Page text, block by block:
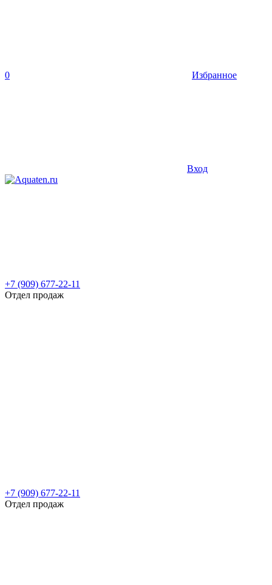
0 Избранное
Вход
+7 (909) 677-22-11
Отдел продаж
+7 (909) 677-22-11
Отдел продаж